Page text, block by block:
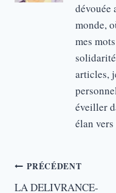
dévouée
monde,
mes
articles,
éveiller
élan
Navigation
de
PRÉCÉDENT
LA DELIVRANCE-